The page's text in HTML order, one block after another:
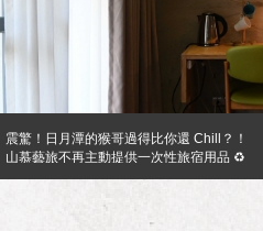
震驚！日月潭的猴哥過得比你還 Chill？！
山慕藝旅不再主動提供一次性旅宿用品 ♻︎
日月潭山慕民宿超挺你，官網訂房獨享優